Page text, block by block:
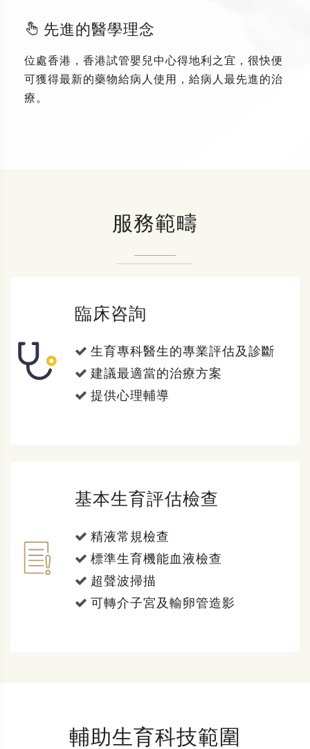
先進的醫學理念
位處香港，香港試管嬰兒中心得地利之宜，很快便
可獲得最新的藥物給病人使用，給病人最先進的治
療。
服務範疇
臨床咨詢
生育專科醫生的專業評估及診斷
建議最適當的治療方案
提供心理輔導
基本生育評估檢查
精液常規檢查
標準生育機能血液檢查
超聲波掃描
可轉介子宮及輸卵管造影
輔助生育科技範圍